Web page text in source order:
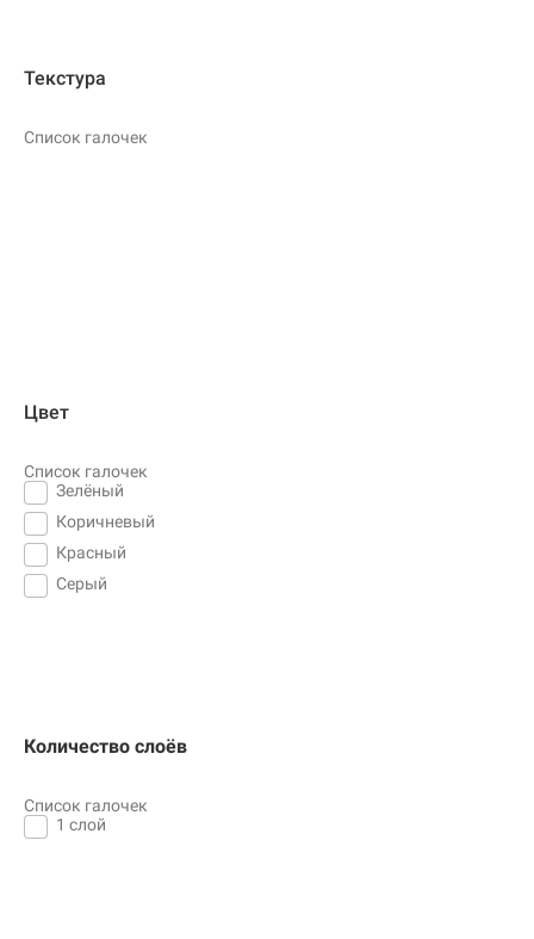
Текстура
Список галочек
Цвет
Список галочек
Зелёный
Коричневый
Красный
Серый
Количество слоёв
Список галочек
1 слой